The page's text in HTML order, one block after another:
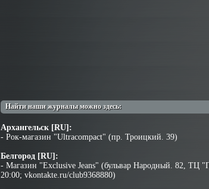
Найти наши журналы можно здесь:
Архангельск [RU]:
- Рок-магазин "Ultracompact" (пр. Троицкий. 39)
Белгород [RU]:
- Магазин "Exclusive Jeans" (бульвар Народный. 82, ТЦ
20:00; vkontakte.ru/club9368880)